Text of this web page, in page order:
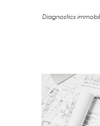
Diagnostics